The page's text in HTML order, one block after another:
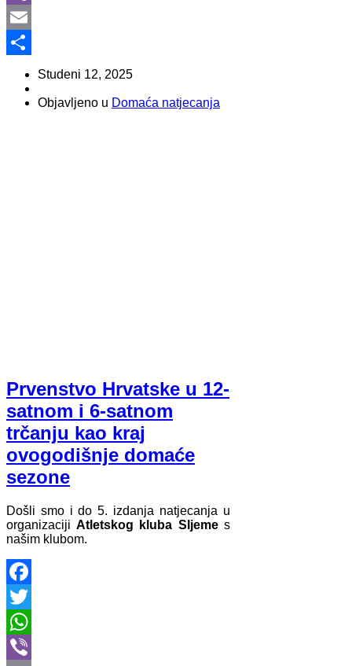
Viber
Email
Share
Studeni 12, 2025
Objavljeno u Domaća natjecanja
Prvenstvo Hrvatske u 12-
satnom i 6-satnom
trčanju kao kraj
ovogodišnje domaće
sezone
Došli smo i do 5. izdanja natjecanja u
organizacijiAtletskog kluba Sljemes
našim klubom.
Facebook
Twitter
WhatsApp